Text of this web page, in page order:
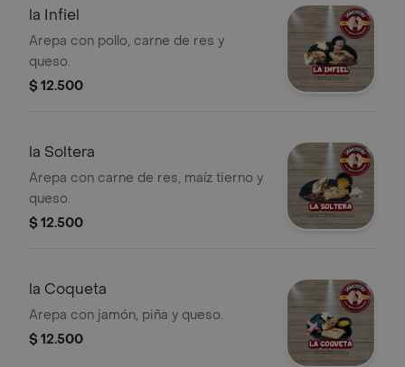
la Infiel
Arepa con pollo, carne de res y
queso.
$ 12.500
la Soltera
Arepa con carne de res, maíz tierno y
queso.
$ 12.500
la Coqueta
Arepa con jamón, piña y queso.
$ 12.500